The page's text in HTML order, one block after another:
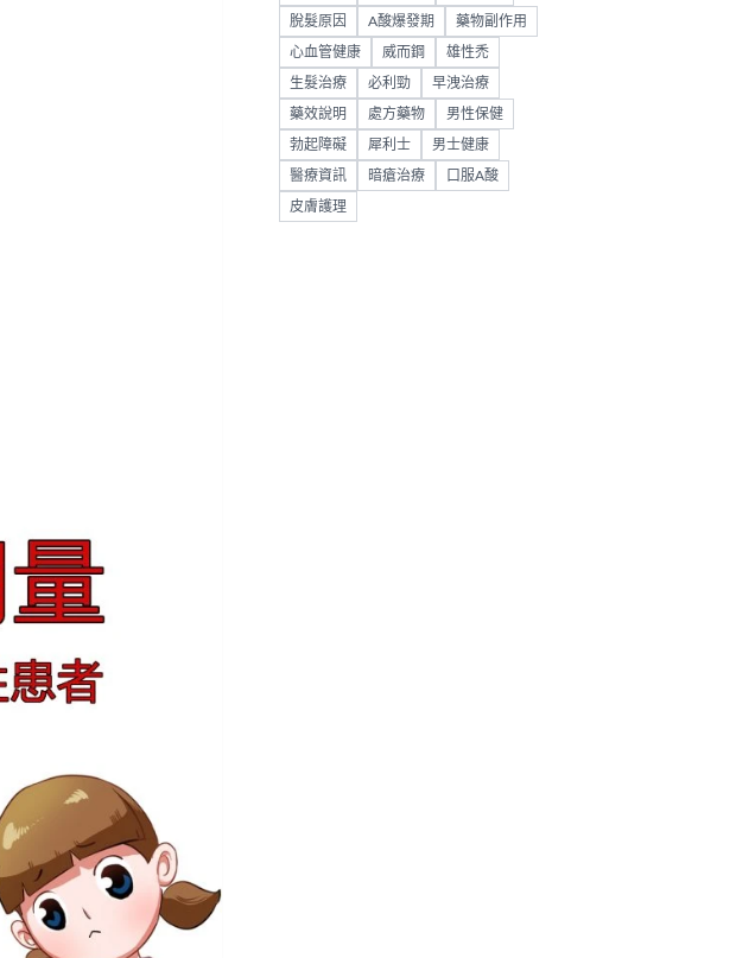
脫髮原因 A酸爆發期 藥物副作用
心血管健康 威而鋼 雄性禿
生髮治療 必利勁 早洩治療
藥效說明 處方藥物 男性保健
勃起障礙 犀利士 男士健康
醫療資訊 暗瘡治療 口服A酸
皮膚護理